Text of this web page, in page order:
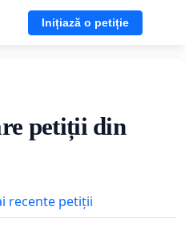
Inițiază o petiție
petiții din
recente petiții